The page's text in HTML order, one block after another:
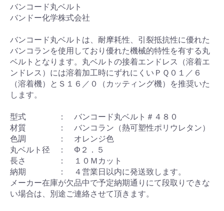
バンコード丸ベルト
バンドー化学株式会社
バンコード丸ベルトは、耐摩耗性、引裂抵抗性に優れた
バンコランを使用しており優れた機械的特性を有する丸
ベルトとなります。丸ベルトの接着エンドレス（溶着エ
ンドレス）には溶着加工時にずれにくいＰＱ０１／６
（溶着機）とＳ１６／０（カッティング機）を推奨いた
します。
型式 ： バンコード丸ベルト＃４８０
材質 ： バンコラン（熱可塑性ポリウレタン）
色調 ： オレンジ色
丸ベルト径 ： Φ２．５
長さ ： １０Ｍカット
納期 ： ４営業日以内に発送致します。
メーカー在庫が欠品中で予定納期通りにて段取りできな
い場合は、別途ご連絡させて頂きます。